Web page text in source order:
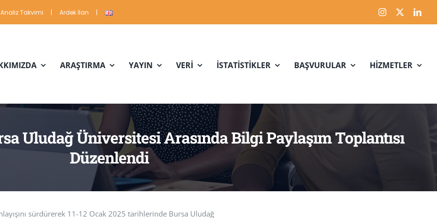
Analiz Takvimi | Ardek İlan |
ARAŞTIRMA YAYIN VERİ İSTATİSTİKLER BAŞVURULAR HİZMETLER
Uludağ Üniversitesi Arasında Bilgi Paylaşım Toplantısı
Düzenlendi
sürdürerek 11-12 Ocak 2025 tarihlerinde Bursa Uludağ